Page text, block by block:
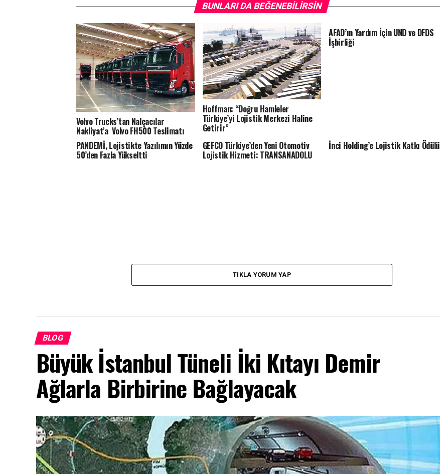
BUNLARI DA BEĞENEBILIRSIN
Volvo Trucks’tan Nalçacılar
Nakliyat’a Volvo FH500 Teslimatı
Hoffman: “Doğru Hamleler
Türkiye’yi Lojistik Merkezi Haline
Getirir”
AFAD’ın Yardım İçin UND ve DFDS
İşbirliği
PANDEMİ, Lojistikte Yazılımın Yüzde
50’den Fazla Yükseltti
GEFCO Türkiye’den Yeni Otomotiv
Lojistik Hizmeti: TRANSANADOLU
İnci Holding’e Lojistik Katkı Ödülü
TIKLA YORUM YAP
BLOG
Büyük İstanbul Tüneli İki Kıtayı Demir
Ağlarla Birbirine Bağlayacak